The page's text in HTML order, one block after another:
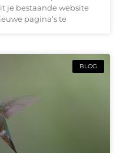
je bestaande website
pagina’s te
BLOG